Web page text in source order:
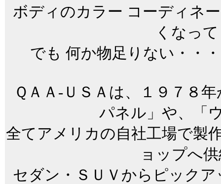
ボディのカラー コーディネ
くなっ
でも 何か物足りない・・
ＱＡＡ-ＵＳＡは、１９７８
パネル」や、「
全てアメリカの自社工場で製
ョップへ
セダン・ＳＵＶからピック